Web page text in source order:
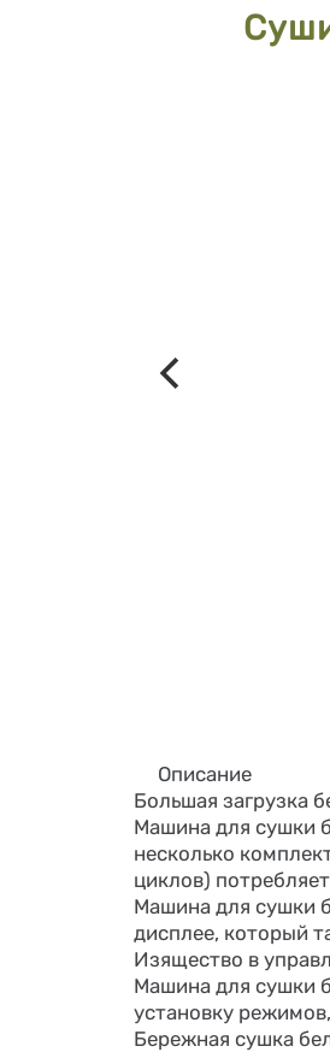
Описание
Большая загрузка
Машина для сушки
несколько
циклов)
Машина для сушки
дисплее, который
Изящество в
Машина для сушки
установку
Бережная сушка